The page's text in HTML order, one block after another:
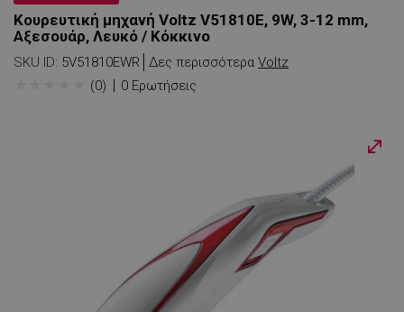
Κουρευτική μηχανή Voltz V51810E, 9W, 3-12 mm,
Αξεσουάρ, Λευκό / Κόκκινο
SKU ID: 5V51810EWR Δες περισσότερα Voltz
(0) 0 Ερωτήσεις